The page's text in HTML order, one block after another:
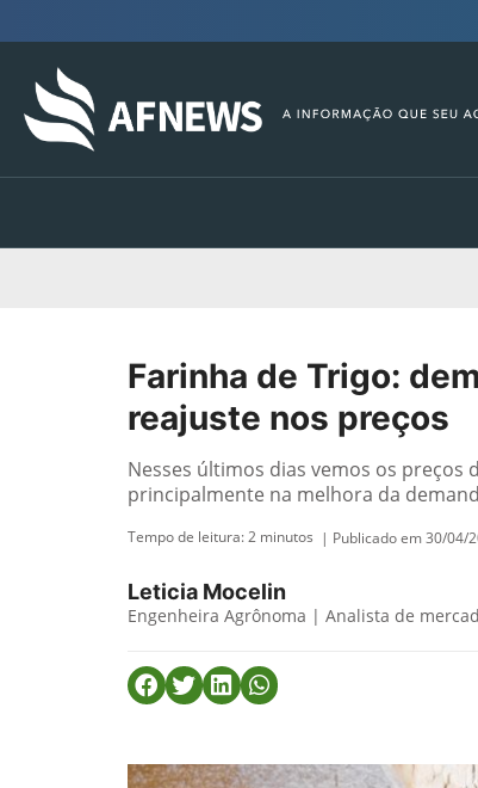
Farinha de Trigo:
reajuste nos preços
Nesses últimos dias vemos os
principalmente na melhora da
Tempo de leitura:2 minutos | Publicado em 30/04/
Leticia Mocelin
Engenheira Agrônoma | Analista de